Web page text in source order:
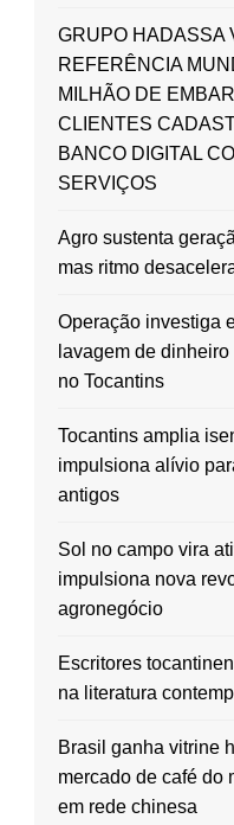
GRUPO HADASSA
REFERÊNCIA
MILHÃO DE
CLIENTES
BANCO DIGITAL
SERVIÇOS
Agro sustenta
mas ritmo
Operação investiga
lavagem de
no Tocantins
Tocantins amplia
impulsiona alívio
antigos
Sol no campo vira
impulsiona nova
agronegócio
Escritores
na literatura
Brasil ganha vitrine
mercado de café do
em rede chinesa